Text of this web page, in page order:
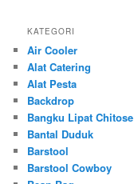
KATEGORI
Air Cooler
Alat Catering
Alat Pesta
Backdrop
Bangku Lipat Chitose
Bantal Duduk
Barstool
Barstool Cowboy